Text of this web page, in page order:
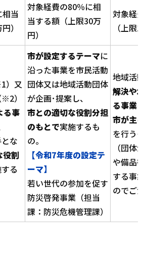
当
）
対象経費の80％に相
当する額（上限30万
円）
対象経
（上限
）又
）
る事
な
役割
る
市が設定するテーマに
沿った事業を市民活動
団体又は地域活動団体
が企画･提案し、
市との適切な役割分担
のもとで実施するも
の。
【令和7年度の設定テ
ーマ】
若い世代の参加を促す
防災啓発事業（担当
課：防災危機管理課）
地域活
解決や
る事業
市が主
を行う
（団
や備品
する事
のでご